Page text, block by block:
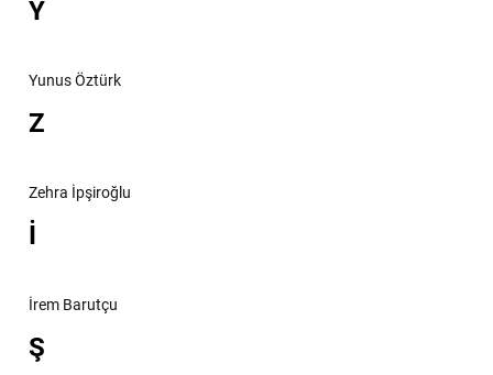
Y
Yunus Öztürk
Z
Zehra İpşiroğlu
İ
İrem Barutçu
Ş